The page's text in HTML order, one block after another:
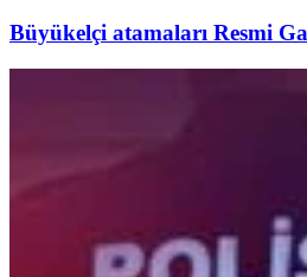
Büyükelçi atamaları Resmi